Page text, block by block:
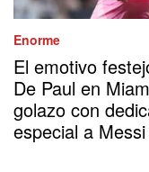
Enorme
El emotivo
De Paul en
golazo con
especial a Messi